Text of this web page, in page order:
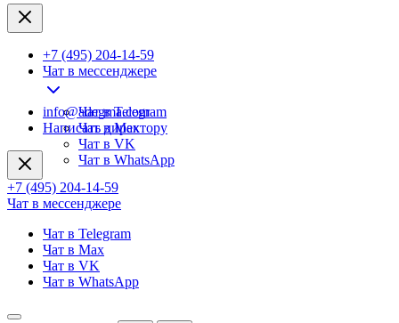
+7 (495) 204-14-59
Чат в мессенджере
Чат в Telegram
Чат в Max
Чат в VK
Чат в WhatsApp
info@adegma.com
Написать директору
+7 (495) 204-14-59
Чат в мессенджере
Чат в Telegram
Чат в Max
Чат в VK
Чат в WhatsApp